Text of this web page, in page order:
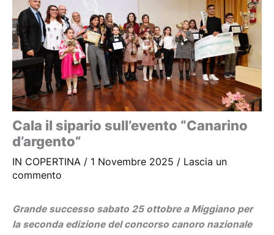
Cala il sipario sull’evento “Canarino
d’argento”
IN COPERTINA / 1 Novembre 2025 / Lascia un
commento
Grande successo sabato 25 ottobre a Miggiano per
la seconda edizione del concorso canoro nazionale